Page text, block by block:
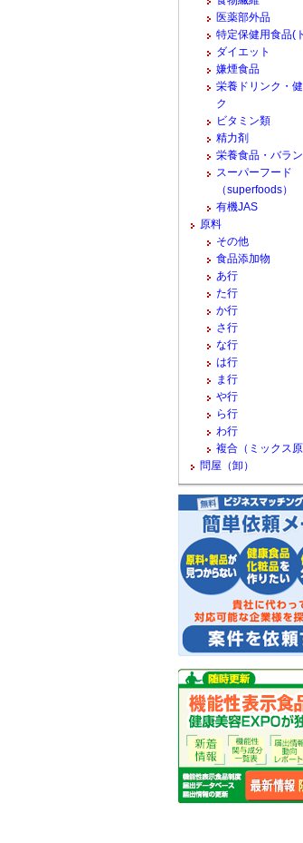
医薬部外品
特定保健用食品(
ダイエット
嫌煙食品
栄養ドリンク・
ク
ビタミン類
精力剤
栄養食品・バラ
スーパーフード
（superfoods）
有機JAS
原料
その他
食品添加物
あ行
た行
か行
さ行
な行
は行
ま行
や行
ら行
わ行
複合（ミックス原
問屋（卸）